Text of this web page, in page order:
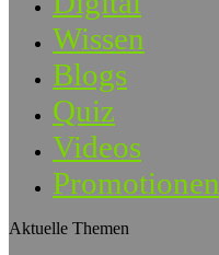
Wissen
Blogs
Quiz
Videos
Promotionen
Aktuelle Themen